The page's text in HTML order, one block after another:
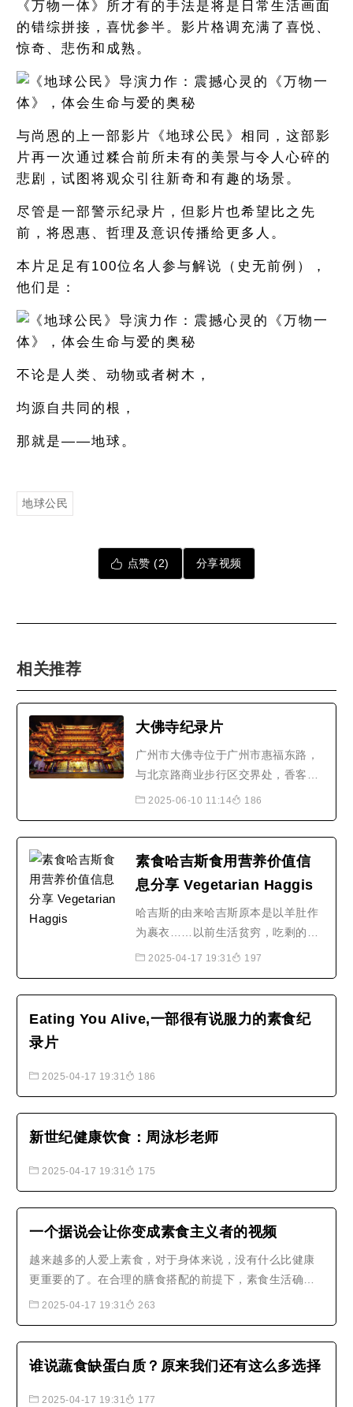
《万物一体》所才有的手法是将是日常生活画面
的错综拼接，喜忧参半。影片格调充满了喜悦、
惊奇、悲伤和成熟。
与尚恩的上一部影片《地球公民》相同，这部影
片再一次通过糅合前所未有的美景与令人心碎的
悲剧，试图将观众引往新奇和有趣的场景。
尽管是一部警示纪录片，但影片也希望比之先
前，将恩惠、哲理及意识传播给更多人。
本片足足有100位名人参与解说（史无前例），
他们是：
不论是人类、动物或者树木，
均源自共同的根，
那就是——地球。
地球公民
点赞 (2) 分享视频
相关推荐
大佛寺纪录片
广州市大佛寺位于广州市惠福东路，
与北京路商业步行区交界处，香客络
绎不绝，固定修行者众。大佛寺始建
庵，明代(1368-1644)扩建为龙藏
西至龙藏街(龙藏街由此得名)南接惠
福路，北达西湖路。明末，寺址被
改..
2025-06-10 11:14 186
素食哈吉斯食用营养价值信
息分享 Vegetarian Haggis
哈吉斯的由来哈吉斯原本是以羊肚作
为裹衣……以前生活贫穷，吃剩的食
物捨不得丢，便把剩馀食物混合燕麦
对于Haggis的食材和由来，众说纷
（haggis）推崇而成为家喻户晓的..
2025-04-17 19:31 197
Eating You Alive,一部很有说服力的素食纪
录片
2025-04-17 19:31 186
新世纪健康饮食：周泳杉老师
2025-04-17 19:31 175
一个据说会让你变成素食主义者的视频
越来越多的人爱上素食，对于身体来说，没有什么比健康
更重要的了。在合理的膳食搭配的前提下，素食生活确实
是能为你的健康保驾护航的。素食，已然成为一种全新的
2025-04-17 19:31 263
谁说蔬食缺蛋白质？原来我们还有这么多选择
2025-04-17 19:31 177